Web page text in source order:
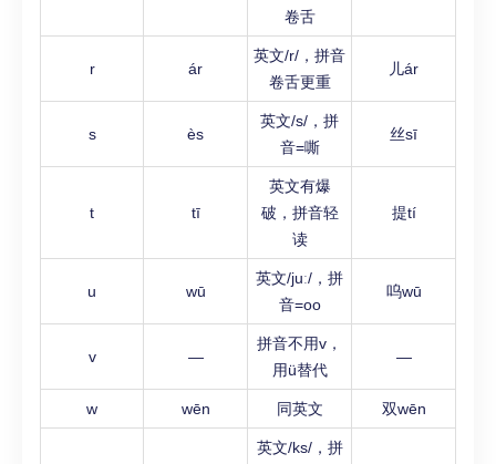
卷舌
r ár
英文/r/，拼音
卷舌更重
儿ár
s ès
英文/s/，拼
音=嘶
丝sī
t tī
英文有爆
破，拼音轻
读
提tí
u wū
英文/juː/，拼
音=oo
呜wū
v —
拼音不用v，
用ü替代
—
w wēn 同英文 双wēn
英文/ks/，拼